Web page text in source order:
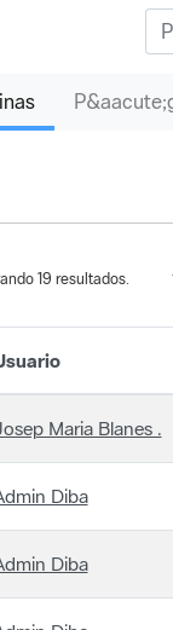
19 resultados.
Maria Blanes .
Diba
Diba